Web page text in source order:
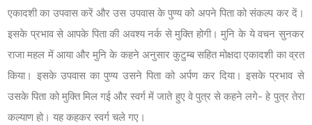
एकादशी का उपवास करें और उस उपवास के पुण्य को अपने पिता को संकल्प कर दें।
इसके प्रभाव से आपके पिता की अवश्य नर्क से मुक्ति होगी। मुनि के ये वचन सुनकर
राजा महल में आया और मुनि के कहने अनुसार कुटुम्ब सहित मोक्षदा एकादशी का व्रत
किया। इसके उपवास का पुण्य उसने पिता को अर्पण कर दिया। इसके प्रभाव से
उसके पिता को मुक्ति मिल गई और स्वर्ग में जाते हुए वे पुत्र से कहने लगे- हे पुत्र तेरा
कल्याण हो। यह कहकर स्वर्ग चले गए।